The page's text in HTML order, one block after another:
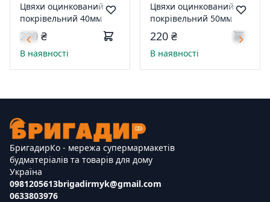
Цвяхи оцинкований
покрівельний 40мм
220 ₴
В наявності
Цвяхи оцинкований
покрівельний 50мм
220 ₴
В наявності
БригадирКо - мережа супермармакетів
будматеріалів та товарів для дому
Україна
0981205613
0633803976
brigadirmyk@gmail.com